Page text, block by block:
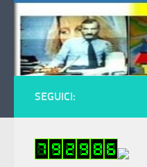
Salta al contenuto
SEGUICI: